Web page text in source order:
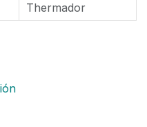
Thermador